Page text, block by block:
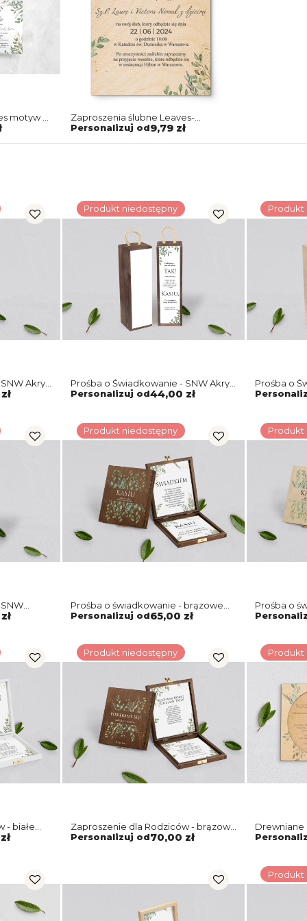
motyw 3
Zaproszenia ślubne Leaves-
Drewniane Motyw 3
Personalizuj od9,79 zł
Akryl
Produkt niedostępny
Prośba o Świadkowanie - SNW Akryl
brązowa Leaves Motyw 3
Personalizuj od44,00 zł
Produkt
Prośba o
naturalna
Produkt niedostępny
Prośba o świadkowanie - brązowe
puzzle Leaves Motyw 3
Personalizuj od65,00 zł
Produkt
Prośba o
puzzle
- białe
Produkt niedostępny
Zaproszenie dla Rodziców - brązowe
Leaves Motyw 3
Personalizuj od70,00 zł
Produkt
Drewniane
Rodziców
Produkt